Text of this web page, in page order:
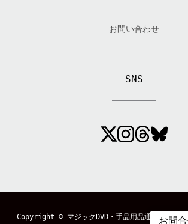
お問い合わせ
SNS
Copyright © マジックDVD・手品用品通販のマジ
お問